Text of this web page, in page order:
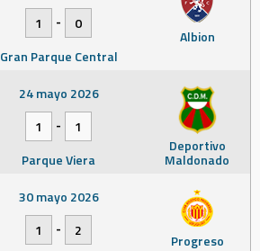
Albion
1
-
0
Gran Parque Central
Deportivo
Maldonado
24 mayo 2026
1
-
1
Parque Viera
Progreso
30 mayo 2026
1
-
2